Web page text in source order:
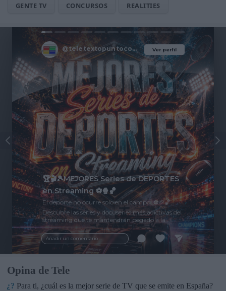
GENTE TV CONCURSOS REALITIES
Ver perfil
@teletextopuntocom Ver perfil
Añadir un comentario ...
🏆🎬🎾MEJORES Series de DEPORTES
en Streaming ⚽🍿🏀
El deporte no ocurre solo en el campo! ⚽🏈🏀
Descubre las series y docuseries más adictivas del
streaming que te mantendrán pegado a la
pantalla. 💥 De dramas épicos a risas puras. 🏆
¡Guarda esta colección para tu próximo
maratón! 🍿🎬🎟️
Opina de Tele
¿? Para ti, ¿cuál es la mejor serie de TV que se emite en España?